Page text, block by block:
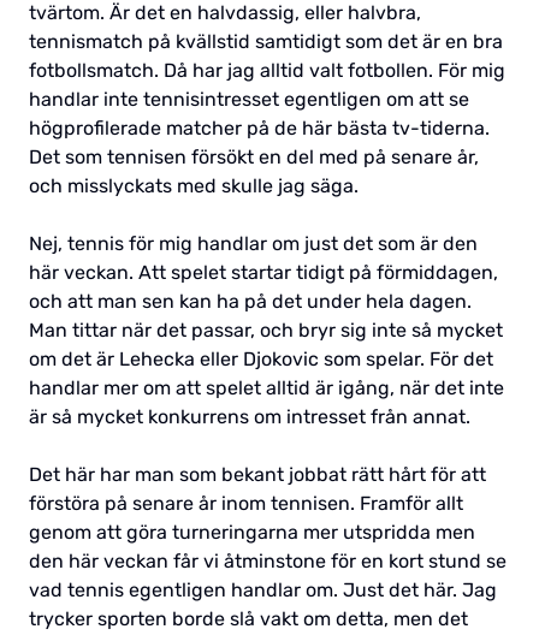
tvärtom. Är det en halvdassig, eller halvbra,
tennismatch på kvällstid samtidigt som det är en bra
fotbollsmatch. Då har jag alltid valt fotbollen. För mig
handlar inte tennisintresset egentligen om att se
högprofilerade matcher på de här bästa tv-tiderna.
Det som tennisen försökt en del med på senare år,
och misslyckats med skulle jag säga.
Nej, tennis för mig handlar om just det som är den
här veckan. Att spelet startar tidigt på förmiddagen,
och att man sen kan ha på det under hela dagen.
Man tittar när det passar, och bryr sig inte så mycket
om det är Lehecka eller Djokovic som spelar. För det
handlar mer om att spelet alltid är igång, när det inte
är så mycket konkurrens om intresset från annat.
Det här har man som bekant jobbat rätt hårt för att
förstöra på senare år inom tennisen. Framför allt
genom att göra turneringarna mer utspridda men
den här veckan får vi åtminstone för en kort stund se
vad tennis egentligen handlar om. Just det här. Jag
trycker sporten borde slå vakt om detta, men det